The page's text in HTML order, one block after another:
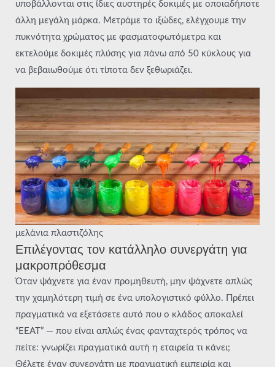
υποβάλλονται στις ίδιες αυστηρές δοκιμές με οποιαδήποτε
άλλη μεγάλη μάρκα. Μετράμε το ιξώδες, ελέγχουμε την
πυκνότητα χρώματος με φασματοφωτόμετρα και
εκτελούμε δοκιμές πλύσης για πάνω από 50 κύκλους για
να βεβαιωθούμε ότι τίποτα δεν ξεθωριάζει.
μελάνια πλαστιζόλης
Επιλέγοντας τον κατάλληλο συνεργάτη για
μακροπρόθεσμα
Όταν ψάχνετε για έναν προμηθευτή, μην ψάχνετε απλώς
την χαμηλότερη τιμή σε ένα υπολογιστικό φύλλο. Πρέπει
πραγματικά να εξετάσετε αυτό που ο κλάδος αποκαλεί
“EEAT” — που είναι απλώς ένας φανταχτερός τρόπος να
πείτε: γνωρίζει πραγματικά αυτή η εταιρεία τι κάνει;
Θέλετε έναν συνεργάτη με πραγματική εμπειρία και